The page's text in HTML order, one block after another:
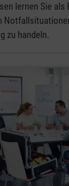
lernen Sie als
zu handeln.